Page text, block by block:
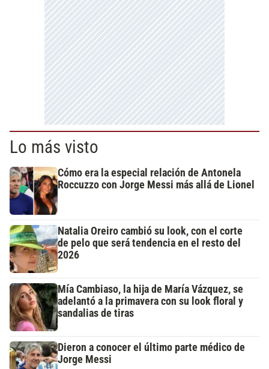
Lo más visto
Cómo era la especial relación de Antonela
Roccuzzo con Jorge Messi más allá de Lionel
Natalia Oreiro cambió su look, con el corte
de pelo que será tendencia en el resto del
2026
Mía Cambiaso, la hija de María Vázquez, se
adelantó a la primavera con su look floral y
sandalias de tiras
Dieron a conocer el último parte médico de
Jorge Messi